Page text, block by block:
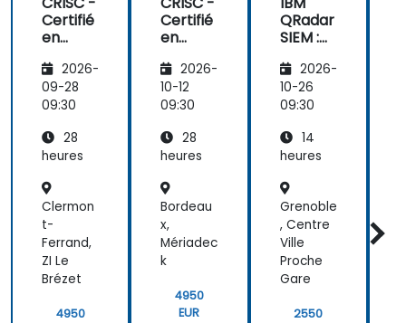
Certifié
en
des
Risques
et des
es des
Systèm
d'Infor
mation
- 4
Jours
2026-
09-28
09:30
28
heures
Clermon
t-
Ferrand,
ZI Le
Brézet
4950
Certifié
en
des
Risques
et des
es des
Systèm
d'Infor
mation
- 4
Jours
2026-
10-12
09:30
28
heures
Bordeau
x,
Mériadec
k
4950
EUR
QRadar
SIEM :
débuta
nt à
l'expert
2026-
10-26
09:30
14
heures
Grenoble
, Centre
Ville
Proche
Gare
2550